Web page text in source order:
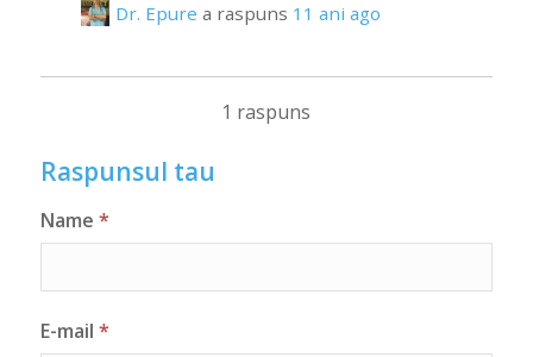
Dr. Epure a raspuns 11 ani ago
1 raspuns
Raspunsul tau
Name *
E-mail *